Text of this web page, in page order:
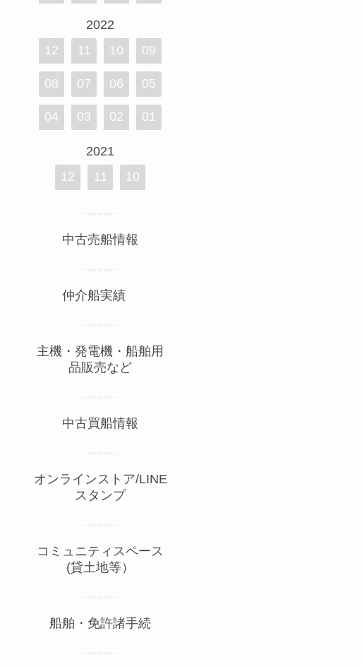
2022
12
11 10 09
08 07 06 05
04 03 02 01
2021
12
11 10
中古売船情報
仲介船実績
主機・発電機・船舶用
品販売など
中古買船情報
オンラインストア/LINE
スタンプ
コミュニティスペース
(貸土地等）
船舶・免許諸手続